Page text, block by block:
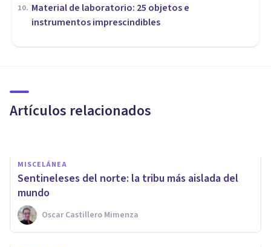
10. Material de laboratorio: 25 objetos e
instrumentos imprescindibles
Artículos relacionados
Agotes: ¿quiénes fueron estos
Pirineos?
MISCELÁNEA
Sentineleses del norte: la tribu más aislada del
mundo
Oscar Castillero Mimenza